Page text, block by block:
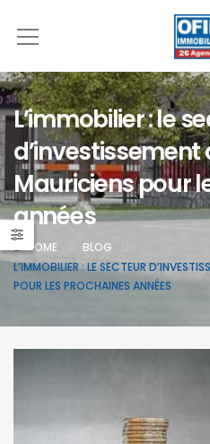
L’immobilier : le
d’investissement
Mauriciens pour
années
HOME
BLOG
L’IMMOBILIER : LE SECTEUR
POUR LES PROCHAINES ANNÉES